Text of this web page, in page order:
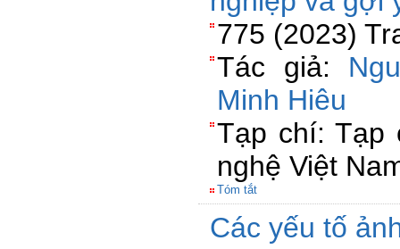
775 (2023)
Tác giả:
Minh Hiêu
Tạp chí: Tạp
nghệ Việt
Tóm tắt
Các yếu tố